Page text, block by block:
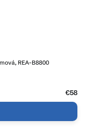
REA-B8800
€58